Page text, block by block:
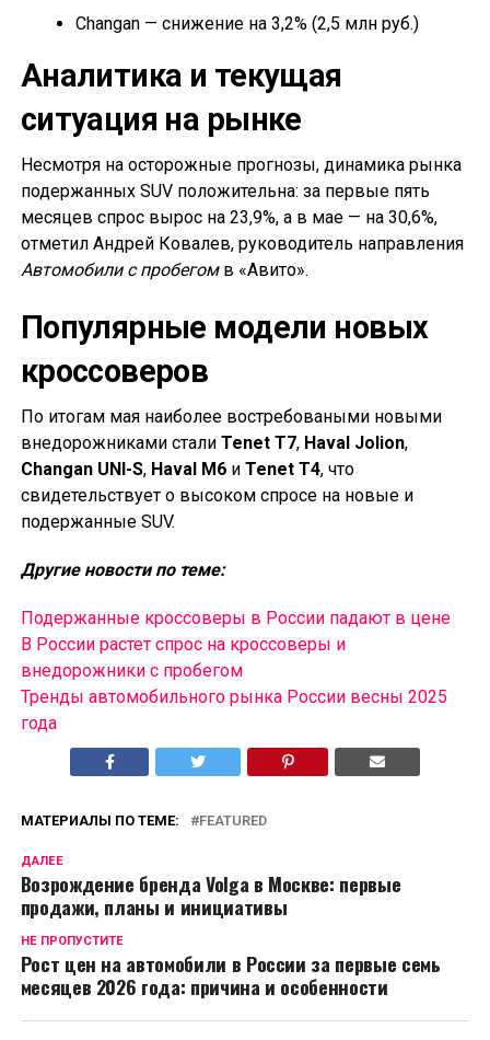
Changan — снижение на 3,2% (2,5 млн руб.)
Аналитика и текущая
ситуация на рынке
Несмотря на осторожные прогнозы, динамика рынка
подержанных SUV положительна: за первые пять
месяцев спрос вырос на 23,9%, а в мае — на 30,6%,
отметил Андрей Ковалев, руководитель направления
Автомобили с пробегомв «Авито».
Популярные модели новых
кроссоверов
По итогам мая наиболее востребоваными новыми
внедорожниками стали Tenet T7, Haval Jolion,
Changan UNI-S, Haval M6и Tenet T4, что
свидетельствует о высоком спросе на новые и
подержанные SUV.
Другие новости по теме:
Подержанные кроссоверы в России падают в цене
В России растет спрос на кроссоверы и
внедорожники с пробегом
Тренды автомобильного рынка России весны 2025
года
МАТЕРИАЛЫ ПО ТЕМЕ: FEATURED
ДАЛЕЕ
Возрождение бренда Volga в Москве: первые
продажи, планы и инициативы
НЕ ПРОПУСТИТЕ
Рост цен на автомобили в России за первые семь
месяцев 2026 года: причина и особенности